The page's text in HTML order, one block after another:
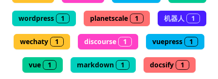
🖍 pastel
🧚‍♀️ fantasy
wordpress 1 planetscale 1 机器人 1
wechaty 1 discourse 1 vuepress 1
vue 1 markdown 1 docsify 1